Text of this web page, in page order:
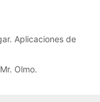
Aplicaciones de
Olmo.